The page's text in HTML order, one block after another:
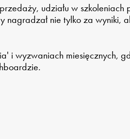
udziału w szkoleniach
nie tylko za wyniki,
i wyzwaniach miesięcznych,